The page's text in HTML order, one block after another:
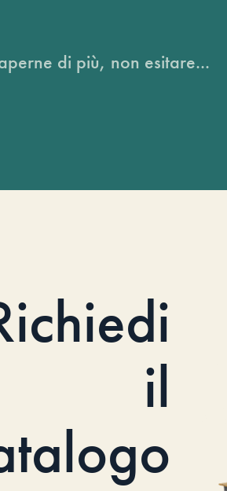
di più, non esitare...
il